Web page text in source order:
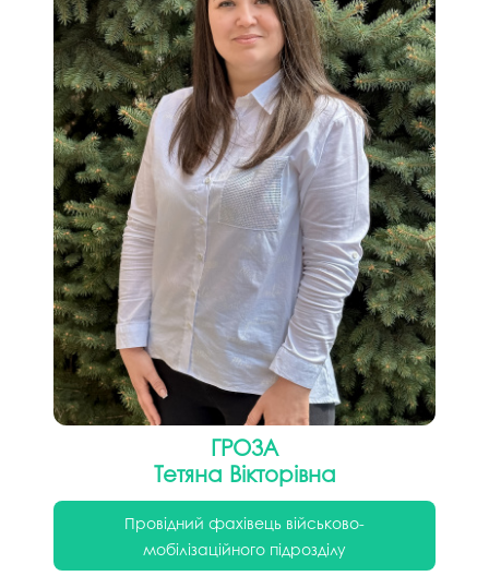
Гроза
Тетяна Вікторівна
Провідний фахівець військово-
мобілізаційного підрозділу